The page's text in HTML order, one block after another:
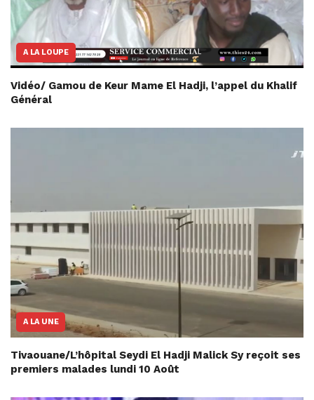
A LA LOUPE
Vidéo/ Gamou de Keur Mame El Hadji, l’appel du Khalif
Général
A LA UNE
Tivaouane/L’hôpital Seydi El Hadji Malick Sy reçoit ses
premiers malades lundi 10 Août